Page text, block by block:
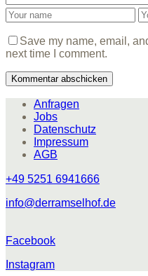
Save my name, email,
next time I comment.
Anfragen
Jobs
Datenschutz
Impressum
AGB
+49 5251 6941666
info@derramselhof.de
Facebook
Instagram